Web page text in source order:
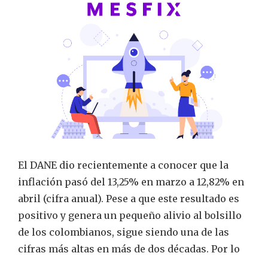
El DANE dio recientemente a conocer que la
inflación pasó del 13,25% en marzo a 12,82% en
abril (cifra anual). Pese a que este resultado es
positivo y genera un pequeño alivio al bolsillo
de los colombianos, sigue siendo una de las
cifras más altas en más de dos décadas. Por lo